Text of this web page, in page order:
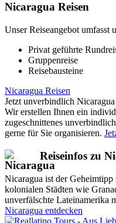
Nicaragua Reisen
Unser Reiseangebot umfasst
Privat geführte
Gruppenreise
Reisebausteine
Nicaragua Reisen
Jetzt unverbindlich
Wir erstellen Ihnen ein
zugeschnittenes
gerne für Sie organisieren.
Reiseinfos zu
Nicaragua ist der Geheimtipp
kolonialen Städten wie
unverfälschte Lateinamerika
Nicaragua entdecken